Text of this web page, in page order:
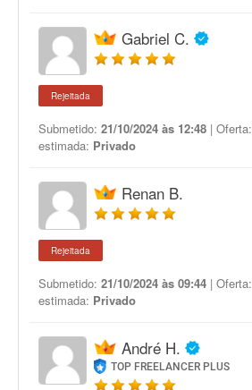
Gabriel C.
Rejeitada
Submetido: 21/10/2024 às 12:48 | Oferta:
estimada: Privado
Renan B.
Rejeitada
Submetido: 21/10/2024 às 09:44 | Oferta:
estimada: Privado
André H.
TOP FREELANCER PLUS